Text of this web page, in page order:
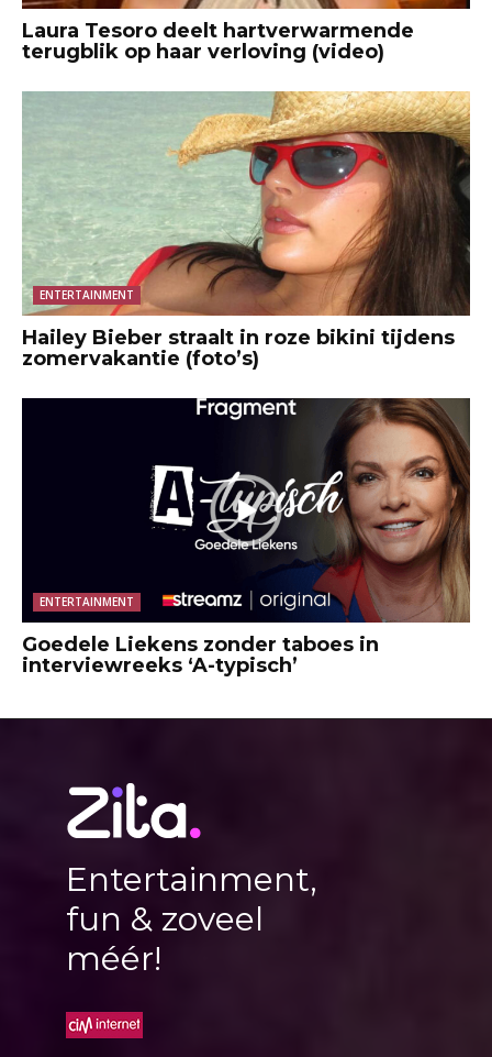
Laura Tesoro deelt hartverwarmende
terugblik op haar verloving (video)
ENTERTAINMENT
Hailey Bieber straalt in roze bikini tijdens
zomervakantie (foto’s)
ENTERTAINMENT
Goedele Liekens zonder taboes in
interviewreeks ‘A-typisch’
Entertainment,
fun & zoveel
méér!